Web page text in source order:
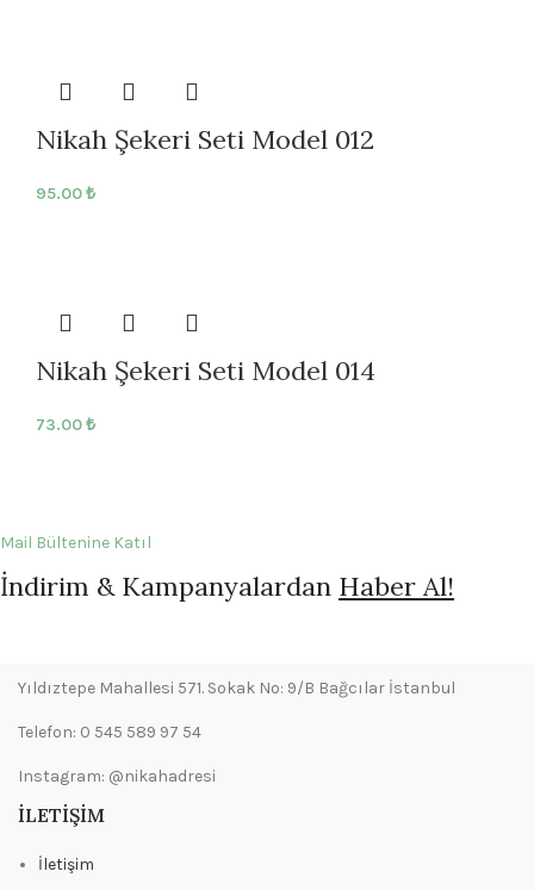
Nikah Şekeri Seti Model 012
95.00₺
Nikah Şekeri Seti Model 014
73.00₺
Mail Bültenine Katıl
İndirim & Kampanyalardan Haber Al!
Yıldıztepe Mahallesi 571. Sokak No: 9/B Bağcılar İstanbul
Telefon: 0 545 589 97 54
Instagram: @nikahadresi
İLETIŞIM
İletişim